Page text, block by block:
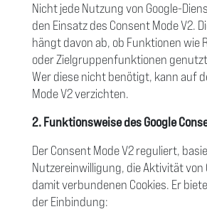
Nicht jede Nutzung von Google-
den Einsatz des Consent Mode V2.
hängt davon ab, ob Funktionen wie
oder Zielgruppenfunktionen
Wer diese nicht benötigt, kann auf
Mode V2 verzichten.
2. Funktionsweise des Google
Der Consent Mode V2 reguliert,
Nutzereinwilligung, die Aktivität von
damit verbundenen Cookies. Er
der Einbindung: